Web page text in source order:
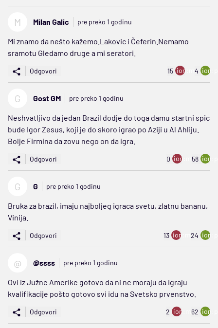
M Milan Galic pre preko 1 godinu
Mi znamo da nešto kažemo.Lakovic i Čeferin.Nemamo
sramotu Gledamo druge a mi seratori.
Odgovori 15 ion:minus
4
G Gost GM pre preko 1 godinu
Neshvatljivo da jedan Brazil dodje do toga damu startni spic
bude Igor Zesus, koji je do skoro igrao po Aziji u Al Ahliju.
Bolje Firmina da zovu nego on da igra.
Odgovori 0 ion:minus
58
G G pre preko 1 godinu
Bruka za brazil, imaju najboljeg igraca svetu, zlatnu bananu,
Vinija.
Odgovori 13 ion:minus
24
@ @ssss pre preko 1 godinu
Ovi iz Južne Amerike gotovo da ni ne moraju da igraju
kvalifikacije pošto gotovo svi idu na Svetsko prvenstvo.
Odgovori 2 ion:minus
62